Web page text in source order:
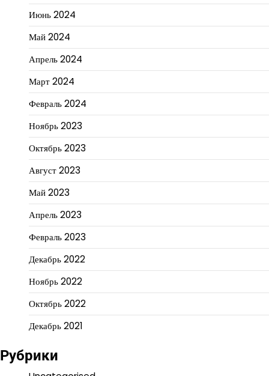
Июнь 2024
Май 2024
Апрель 2024
Март 2024
Февраль 2024
Ноябрь 2023
Октябрь 2023
Август 2023
Май 2023
Апрель 2023
Февраль 2023
Декабрь 2022
Ноябрь 2022
Октябрь 2022
Декабрь 2021
Рубрики